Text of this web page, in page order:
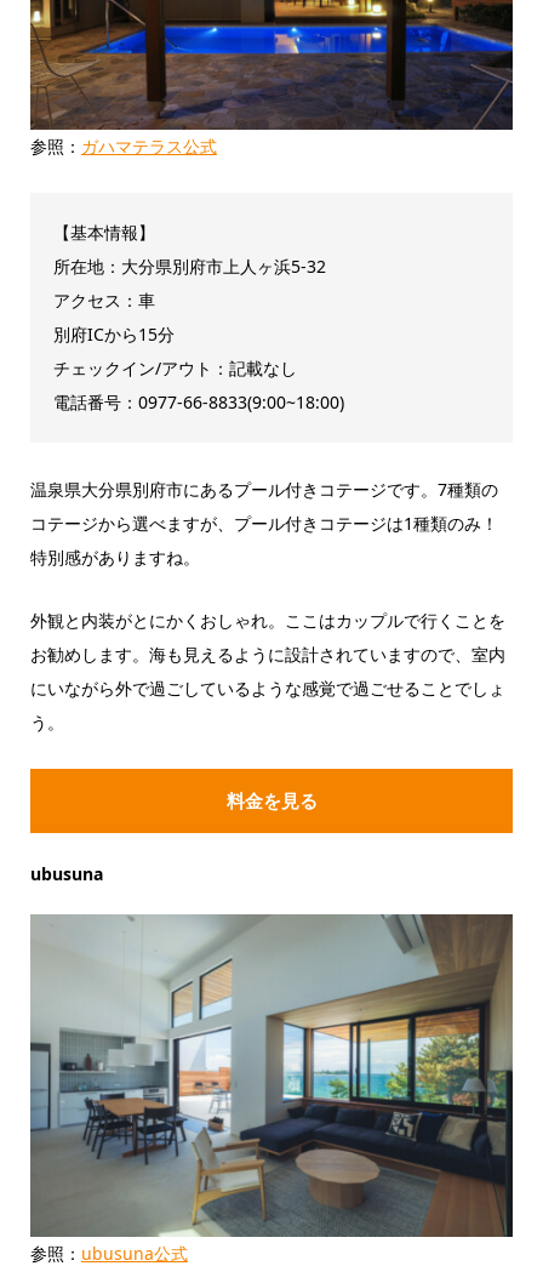
参照： ガハマテラス公式
【基本情報】
所在地：大分県別府市上人ヶ浜5-32
アクセス：車
別府ICから15分
チェックイン/アウト：記載なし
電話番号：0977-66-8833(9:00~18:00)
温泉県大分県別府市にあるプール付きコテージです。7種類の
コテージから選べますが、プール付きコテージは1種類のみ！
特別感がありますね。
外観と内装がとにかくおしゃれ。ここはカップルで行くことを
お勧めします。海も見えるように設計されていますので、室内
にいながら外で過ごしているような感覚で過ごせることでしょ
う。
料金を見る
ubusuna
参照： ubusuna公式